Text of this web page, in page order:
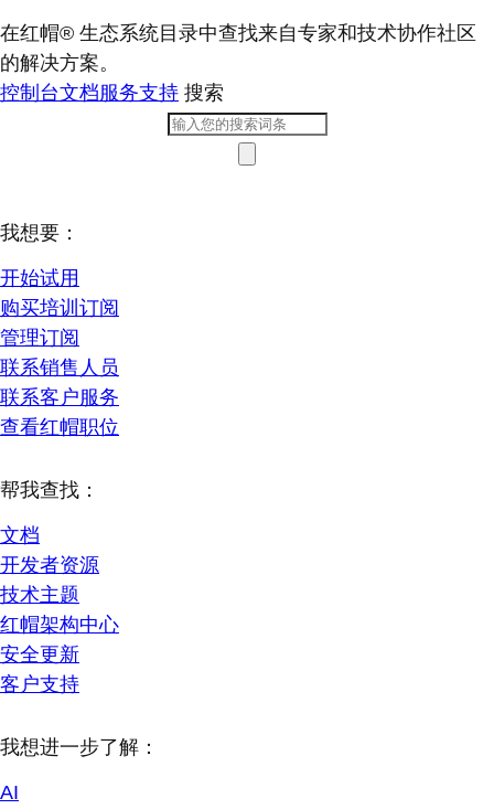
在红帽® 生态系统目录中查找来自专家和技术协作社区
的解决方案。
控制台文档服务支持 搜索
我想要：
开始试用
购买培训订阅
管理订阅
联系销售人员
联系客户服务
查看红帽职位
帮我查找：
文档
开发者资源
技术主题
红帽架构中心
安全更新
客户支持
我想进一步了解：
AI